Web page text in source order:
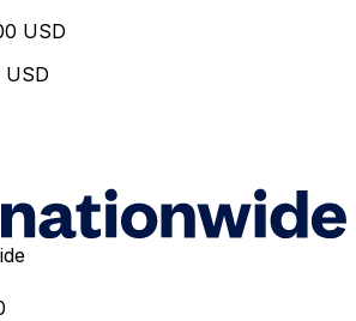
USD
USD